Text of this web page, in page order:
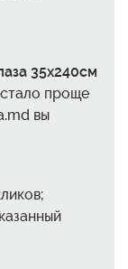
35x240см
стало проще
вы